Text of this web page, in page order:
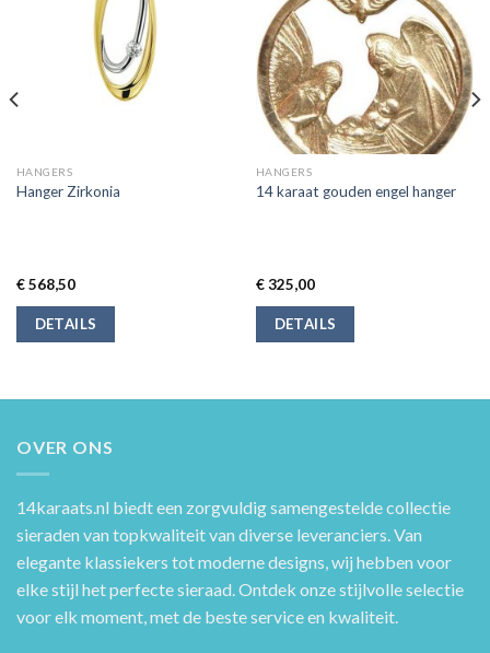
HANGERS
Hanger Zirkonia
€568,50
DETAILS
HANGERS
14 karaat gouden engel hanger
€325,00
DETAILS
OVER ONS
14karaats.nl biedt een zorgvuldig samengestelde collectie
sieraden van topkwaliteit van diverse leveranciers. Van
elegante klassiekers tot moderne designs, wij hebben voor
elke stijl het perfecte sieraad. Ontdek onze stijlvolle selectie
voor elk moment, met de beste service en kwaliteit.